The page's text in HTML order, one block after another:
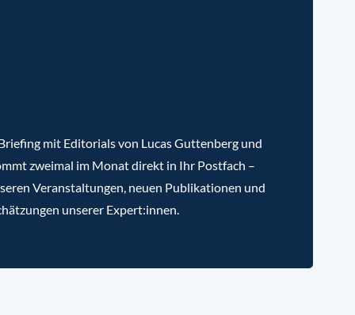
mit Editorials von Lucas Guttenberg und
zweimal im Monat direkt in Ihr Postfach –
Veranstaltungen, neuen Publikationen und
unserer Expert:innen.